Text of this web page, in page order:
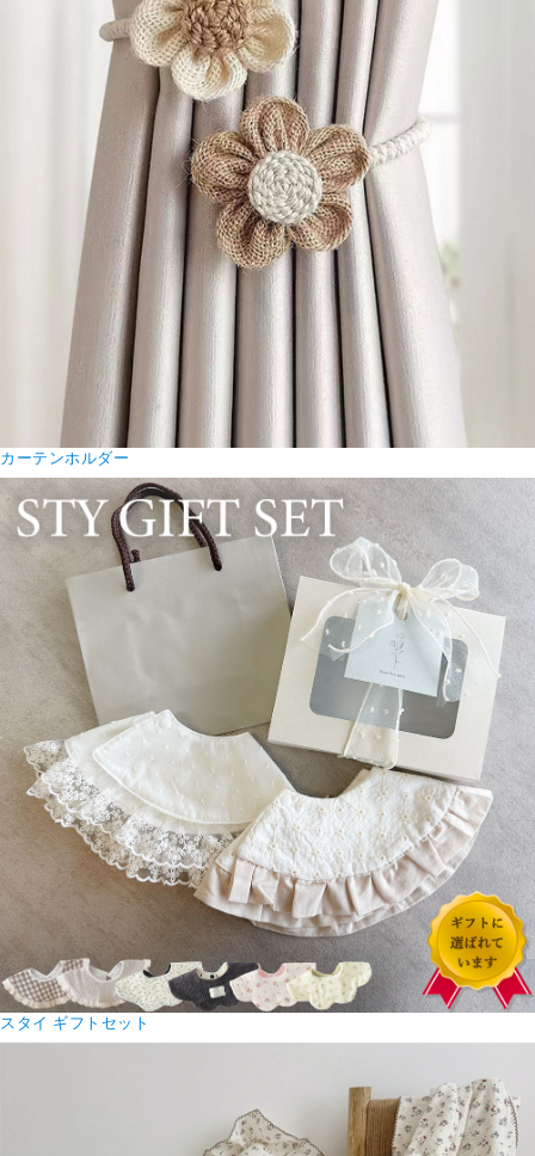
カーテンホルダー
スタイ ギフトセット